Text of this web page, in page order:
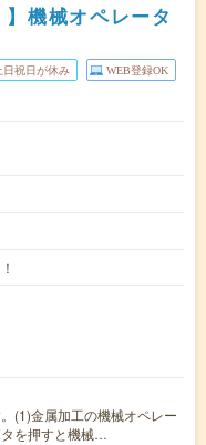
】機械オペレータ
日祝日が休み WEB登録OK
(1)金属加工の機械オペレー
を押すと機械…